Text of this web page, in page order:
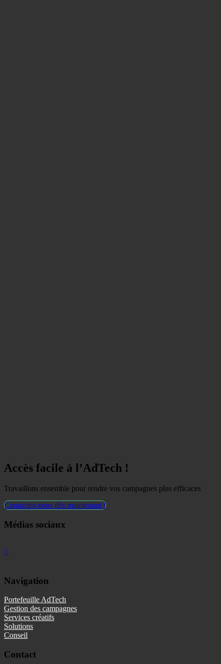
Accès facile à l’AdTech !
Travaillons ensemble pour rendre vos campagnes plus efficaces
Contactez-nous dès maintenant !
Médias sociaux
Navigation
Portefeuille AdTech
Gestion des campagnes
Services créatifs
Solutions
Conseil
Contact